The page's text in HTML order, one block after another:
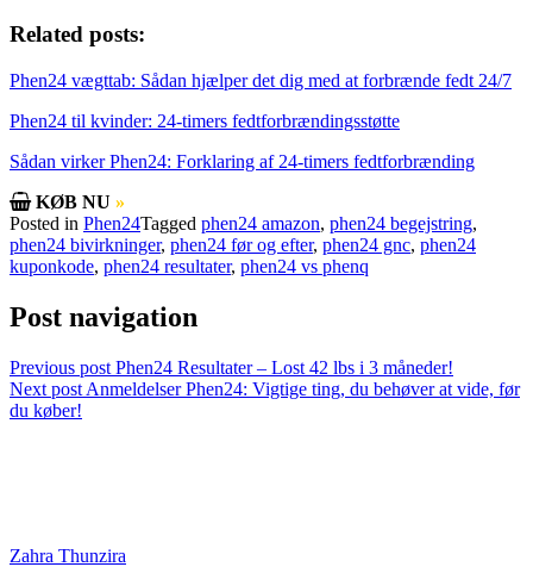
Related posts:
Phen24 vægttab: Sådan hjælper det dig med at forbrænde fedt 24/7
Phen24 til kvinder: 24-timers fedtforbrændingsstøtte
Sådan virker Phen24: Forklaring af 24-timers fedtforbrænding
KØB NU »
Posted in Phen24Tagged phen24 amazon, phen24 begejstring,
phen24 bivirkninger, phen24 før og efter, phen24 gnc, phen24
kuponkode, phen24 resultater, phen24 vs phenq
Post navigation
Previous post Phen24 Resultater – Lost 42 lbs i 3 måneder!
Next post Anmeldelser Phen24: Vigtige ting, du behøver at vide, før
du køber!
Zahra Thunzira